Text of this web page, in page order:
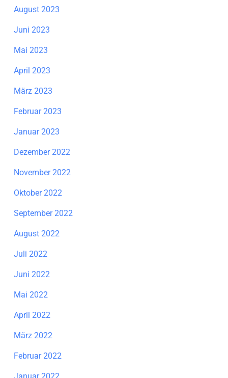
August 2023
Juni 2023
Mai 2023
April 2023
März 2023
Februar 2023
Januar 2023
Dezember 2022
November 2022
Oktober 2022
September 2022
August 2022
Juli 2022
Juni 2022
Mai 2022
April 2022
März 2022
Februar 2022